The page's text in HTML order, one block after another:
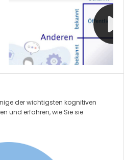
der wichtigsten kognitiven
und erfahren, wie Sie sie